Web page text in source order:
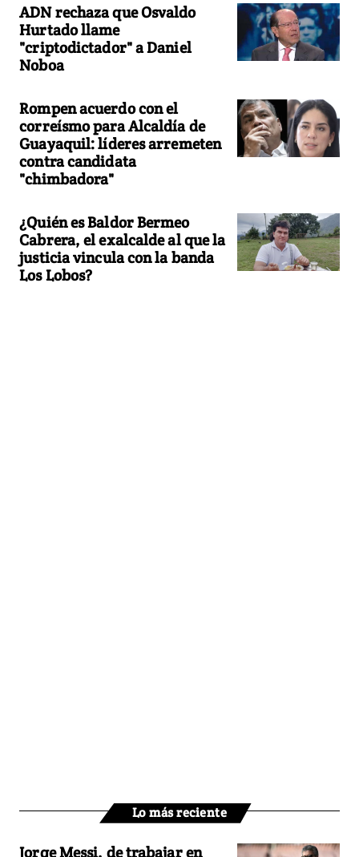
ADN rechaza que Osvaldo
Hurtado llame
"criptodictador" a Daniel
Noboa
Rompen acuerdo con el
correísmo para Alcaldía de
Guayaquil: líderes arremeten
contra candidata
"chimbadora"
¿Quién es Baldor Bermeo
Cabrera, el exalcalde al que la
justicia vincula con la banda
Los Lobos?
Lo más reciente
Jorge Messi, de trabajar en